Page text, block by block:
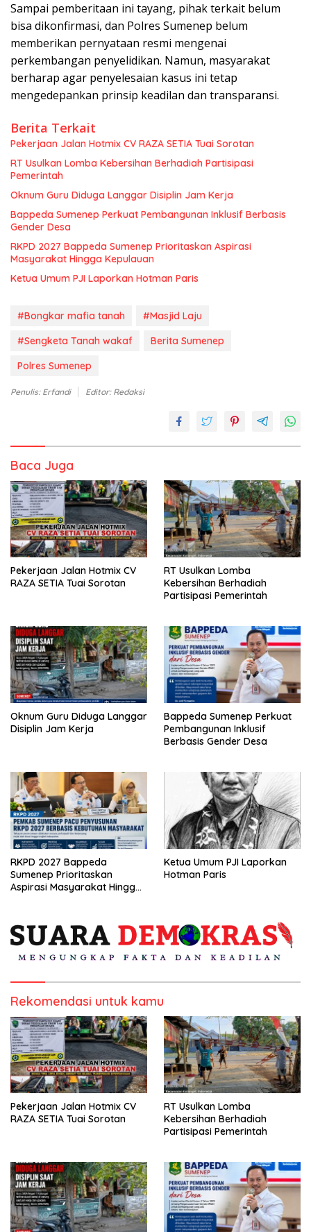
Sampai pemberitaan ini tayang, pihak terkait belum
bisa dikonfirmasi, dan Polres Sumenep belum
memberikan pernyataan resmi mengenai
perkembangan penyelidikan. Namun, masyarakat
berharap agar penyelesaian kasus ini tetap
mengedepankan prinsip keadilan dan transparansi.
Berita Terkait
Pekerjaan Jalan Hotmix CV RAZA SETIA Tuai Sorotan
RT Usulkan Lomba Kebersihan Berhadiah Partisipasi
Pemerintah
Oknum Guru Diduga Langgar Disiplin Jam Kerja
Bappeda Sumenep Perkuat Pembangunan Inklusif Berbasis
Gender Desa
RKPD 2027 Bappeda Sumenep Prioritaskan Aspirasi
Masyarakat Hingga Kepulauan
Ketua Umum PJI Laporkan Hotman Paris
#Bongkar mafia tanah
#Masjid Laju
#Sengketa Tanah wakaf
Berita Sumenep
Polres Sumenep
Penulis: Erfandi Editor: Redaksi
Baca Juga
Pekerjaan Jalan Hotmix CV
RAZA SETIA Tuai Sorotan
RT Usulkan Lomba
Kebersihan Berhadiah
Partisipasi Pemerintah
Oknum Guru Diduga Langgar
Disiplin Jam Kerja
Bappeda Sumenep Perkuat
Pembangunan Inklusif
Berbasis Gender Desa
RKPD 2027 Bappeda
Sumenep Prioritaskan
Aspirasi Masyarakat Hingga
Ketua Umum PJI Laporkan
Hotman Paris
Rekomendasi untuk kamu
Pekerjaan Jalan Hotmix CV
RAZA SETIA Tuai Sorotan
RT Usulkan Lomba
Kebersihan Berhadiah
Partisipasi Pemerintah